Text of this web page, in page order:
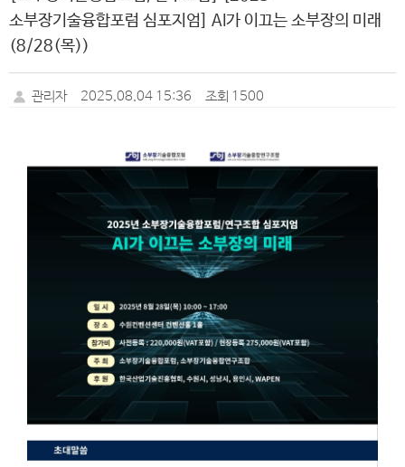
소부장기술융합포럼 심포지엄] AI가 이끄는 소부장의 미래
(8/28(목))
관리자 2025.08.04 15:36 조회 1500